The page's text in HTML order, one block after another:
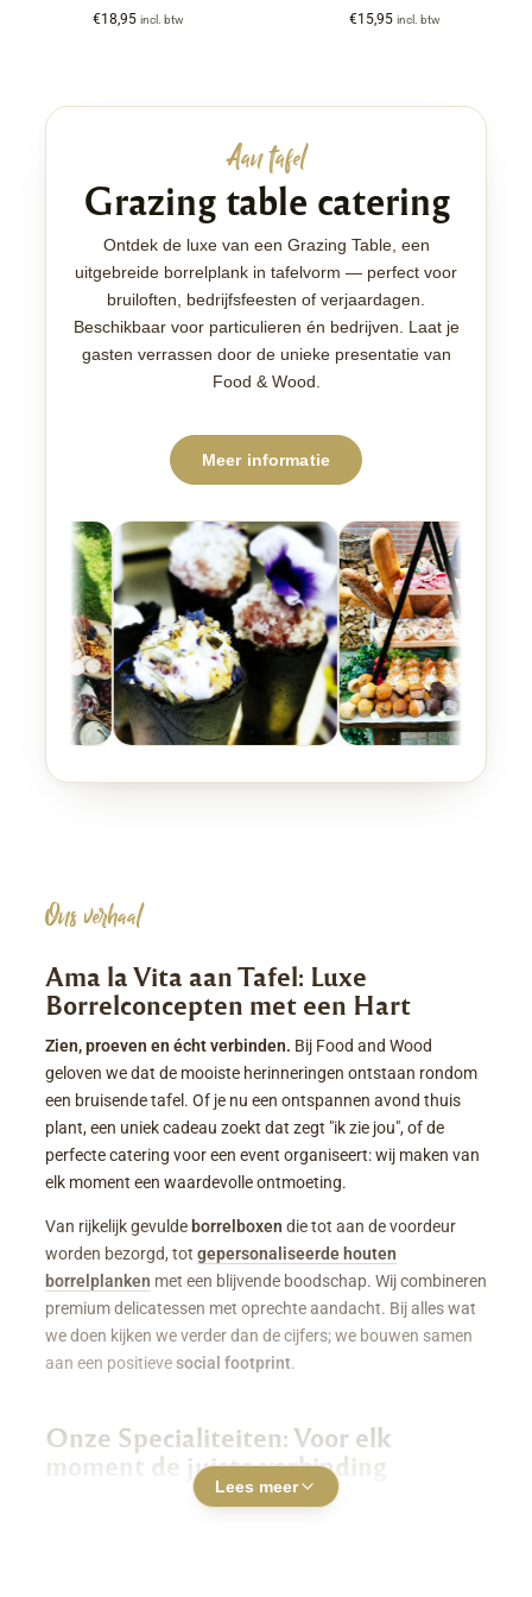
€18,95 incl. btw €15,95 incl. btw
Aan tafel
Grazing table catering
Ontdek de luxe van een Grazing Table, een
uitgebreide borrelplank in tafelvorm — perfect voor
bruiloften, bedrijfsfeesten of verjaardagen.
Beschikbaar voor particulieren én bedrijven. Laat je
gasten verrassen door de unieke presentatie van
Food & Wood.
Meer informatie
Ons verhaal
Ama la Vita aan Tafel: Luxe
Borrelconcepten met een Hart
Zien, proeven en écht verbinden. Bij Food and Wood
geloven we dat de mooiste herinneringen ontstaan rondom
een bruisende tafel. Of je nu een ontspannen avond thuis
plant, een uniek cadeau zoekt dat zegt "ik zie jou", of de
perfecte catering voor een event organiseert: wij maken van
elk moment een waardevolle ontmoeting.
Van rijkelijk gevuldeborrelboxen die tot aan de voordeur
worden bezorgd, tot gepersonaliseerde houten
borrelplanken met een blijvende boodschap. Wij combineren
premium delicatessen met oprechte aandacht. Bij alles wat
we doen kijken we verder dan de cijfers; we bouwen samen
aan een positievesocial footprint.
Onze Specialiteiten: Voor elk
moment de juiste verbinding
Luxe Borrelboxen & Borrelpakketten
Lees meer